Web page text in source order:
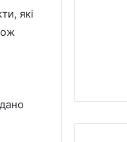
які